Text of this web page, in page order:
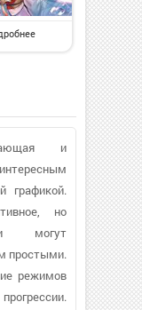
и
графикой.
но
могут
простыми.
режимов